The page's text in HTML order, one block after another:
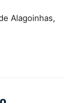
Alagoinhas,